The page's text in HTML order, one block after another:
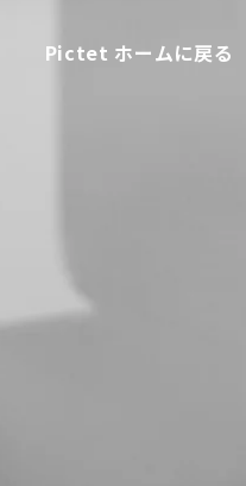
Pictet ホームに戻る